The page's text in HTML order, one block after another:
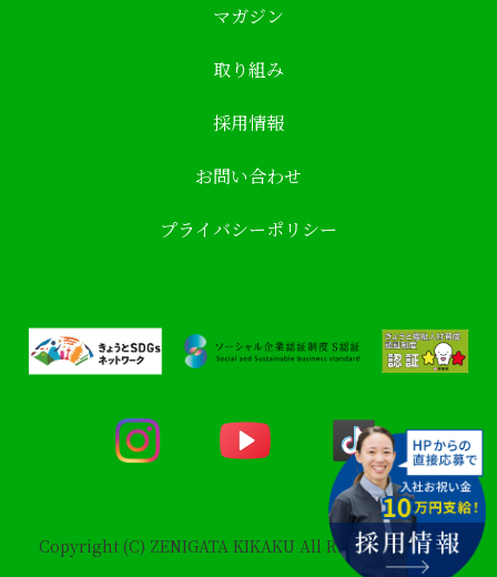
マガジン
取り組み
採用情報
お問い合わせ
プライバシーポリシー
Copyright (C) ZENIGATA KIKAKU All Rights Reserved.